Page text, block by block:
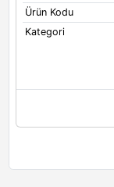
Ürün Kodu
Kategori